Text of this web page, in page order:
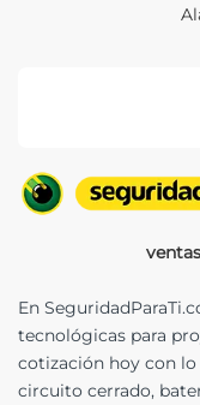
En
tecnológicas para
cotización hoy con
circuito cerrado,